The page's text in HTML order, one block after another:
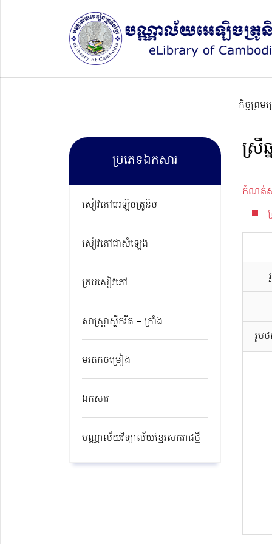
កិច្ចព្រម
ប្រភេទឯកសារ
សៀវភៅអេឡិចត្រូនិច
សៀវភៅជាសំឡេង
ក្របសៀវភៅ
សាស្ត្រាស្លឹករឹត – ក្រាំង
មរតកចម្រៀង
ឯកសារ
បណ្ណាល័យវិទ្យាល័យខ្មែរសករាជថ្មី​
ស្រី
កំណត់ស
រូប